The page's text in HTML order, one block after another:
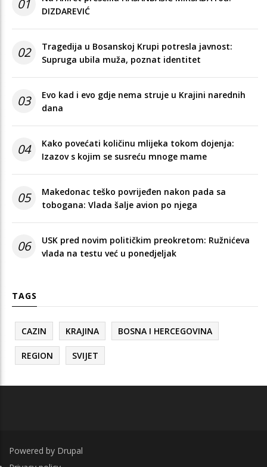
01
DIZDAREVIĆ
02
Tragedija u Bosanskoj Krupi potresla javnost:
Supruga ubila muža, poznat identitet
03
Evo kad i evo gdje nema struje u Krajini narednih
dana
04
Kako povećati količinu mlijeka tokom dojenja:
Izazov s kojim se susreću mnoge mame
05
Makedonac teško povrijeđen nakon pada sa
tobogana: Vlada šalje avion po njega
06
USK pred novim političkim preokretom: Ružnićeva
vlada na testu već u ponedjeljak
TAGS
CAZIN KRAJINA BOSNA I HERCEGOVINA
REGION SVIJET
Powered by Drupal